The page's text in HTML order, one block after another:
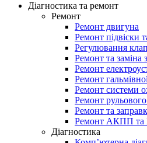
Діагностика та ремонт
Ремонт
Ремонт двигуна
Ремонт підвіски
Регулювання
Ремонт та заміна
Ремонт
Ремонт
Ремонт системи
Ремонт
Ремонт та
Ремонт АКПП
Діагностика